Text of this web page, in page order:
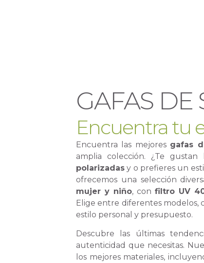
GAFAS DE
Encuentra tu
Encuentra las mejores gafas
amplia colección. ¿Te
polarizadas y o prefieres un
ofrecemos una selección
mujer y niño, con filtro UV
Elige entre diferentes modelos,
estilo personal y presupuesto.
Descubre las últimas
autenticidad que necesitas.
los mejores materiales,